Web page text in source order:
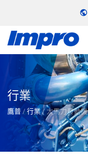
行業
鷹普/行業/大馬力發動機